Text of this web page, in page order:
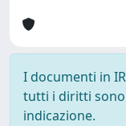
I documenti in
tutti i diritti sono
indicazione.